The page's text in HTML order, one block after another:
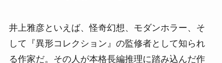
井上雅彦といえば、怪奇幻想、モダンホラー、そ
して『異形コレクション』の監修者として知られ
る作家だ。その人が本格長編推理に踏み込んだ作